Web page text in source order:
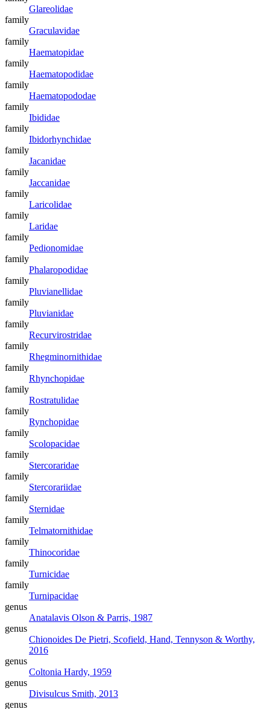
Glareolidae
family
Graculavidae
family
Haematopidae
family
Haematopodidae
family
Haematopododae
family
Ibididae
family
Ibidorhynchidae
family
Jacanidae
family
Jaccanidae
family
Laricolidae
family
Laridae
family
Pedionomidae
family
Phalaropodidae
family
Pluvianellidae
family
Pluvianidae
family
Recurvirostridae
family
Rhegminornithidae
family
Rhynchopidae
family
Rostratulidae
family
Rynchopidae
family
Scolopacidae
family
Stercoraridae
family
Stercorariidae
family
Sternidae
family
Telmatornithidae
family
Thinocoridae
family
Turnicidae
family
Turnipacidae
genus
Anatalavis Olson & Parris, 1987
genus
Chionoides De Pietri, Scofield, Hand, Tennyson & Worthy,
2016
genus
Coltonia Hardy, 1959
genus
Divisulcus Smith, 2013
genus